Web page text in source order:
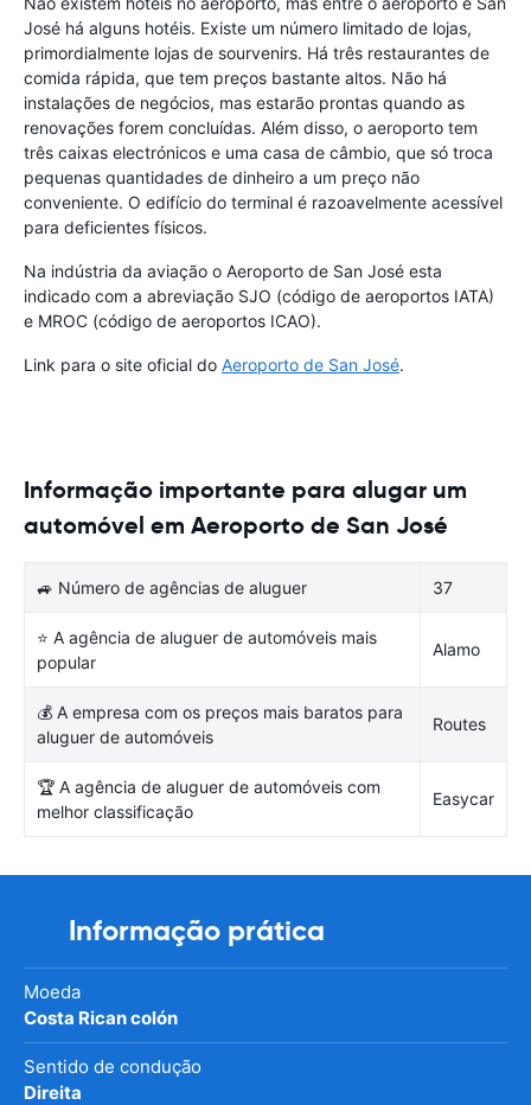
José há alguns hotéis. Existe um número limitado de lojas,
primordialmente lojas de sourvenirs. Há três restaurantes de
comida rápida, que tem preços bastante altos. Não há
instalações de negócios, mas estarão prontas quando as
renovações forem concluídas. Além disso, o aeroporto tem
três caixas electrónicos e uma casa de câmbio, que só troca
pequenas quantidades de dinheiro a um preço não
conveniente. O edifício do terminal é razoavelmente acessível
para deficientes físicos.
Na indústria da aviação o Aeroporto de San José esta
indicado com a abreviação SJO (código de aeroportos IATA)
e MROC (código de aeroportos ICAO).
Link para o site oficial do Aeroporto de San José.
Informação importante para alugar um
automóvel em Aeroporto de San José
🚙 Número de agências de aluguer 37
⭐ A agência de aluguer de automóveis mais
popular
Alamo
💰 A empresa com os preços mais baratos para
aluguer de automóveis
Routes
🏆 A agência de aluguer de automóveis com
melhor classificação
Easycar
Informação prática
Moeda
Costa Rican colón
Sentido de condução
Direita